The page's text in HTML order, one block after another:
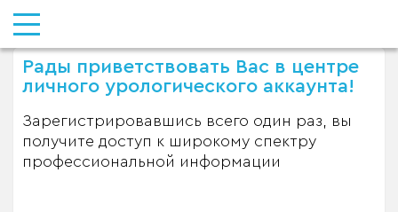
Рады приветствовать Вас в центре
личного урологического аккаунта!
Зарегистрировавшись всего один раз, вы
получите доступ к широкому спектру
профессиональной информации